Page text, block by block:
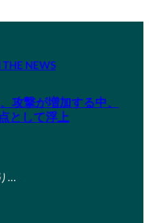
NEWS
攻撃が増加する中、
として浮上
…